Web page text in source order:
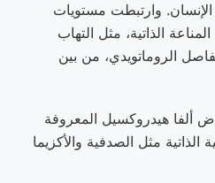
وارتبطت مستويات
الذاتية، مثل التهاب
الروماتويدي، من بين
ألفا هيدروكسيل المعروفة
الذاتية مثل الصدفية والأكزيما